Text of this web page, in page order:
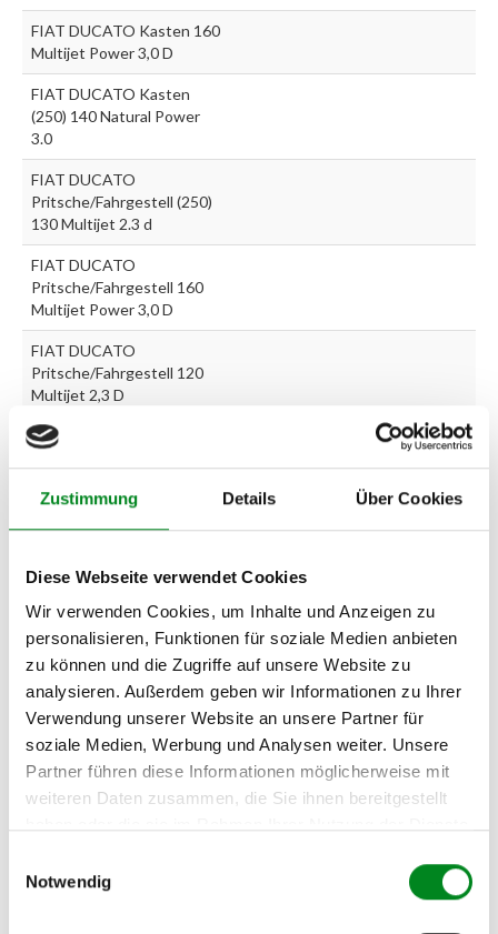
Zustimmung Details Über Cookies
Diese Webseite verwendet Cookies
Wir verwenden Cookies, um Inhalte und Anzeigen zu
personalisieren, Funktionen für soziale Medien anbieten
zu können und die Zugriffe auf unsere Website zu
analysieren. Außerdem geben wir Informationen zu Ihrer
Verwendung unserer Website an unsere Partner für
soziale Medien, Werbung und Analysen weiter. Unsere
Partner führen diese Informationen möglicherweise mit
weiteren Daten zusammen, die Sie ihnen bereitgestellt
Notwendig
FIAT DUCATO Kasten 160
Multijet Power 3,0 D
FIAT DUCATO Kasten
(250) 140 Natural Power
3.0
FIAT DUCATO
Pritsche/Fahrgestell (250)
130 Multijet 2.3 d
FIAT DUCATO
Pritsche/Fahrgestell 160
Multijet Power 3,0 D
FIAT DUCATO
Pritsche/Fahrgestell 120
Multijet 2,3 D
FIAT DUCATO
PEUGEOT BOXER Bus 2.2
PEUGEOT BOXER Bus 2.2
HDi 120
PEUGEOT BOXER Bus 3.0
HDi 160
PEUGEOT BOXER Kasten
2.2 HDi 120